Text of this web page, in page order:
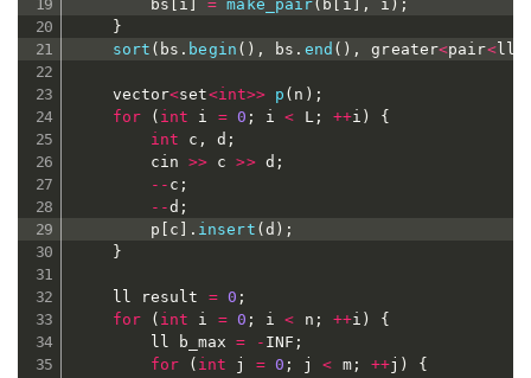
		bs
i = make_pair( b i , i ) ;
}
sort ( bs . begin ( ) , bs . end ( ) , greater<pair<ll
	vector
<set<int>> p ( n ) ;
for
( int i = 0 ; i < L; ++i )
{
int c , d ;
		cin
>> c >> d ;
-- c ;
--d ;
		p
c . insert ( d ) ;
}
	ll result
= 0 ;
for
( int i = 0 ; i < n ; ++i )
{
		ll b_max
= - INF ;
for
( int j = 0 ; j < m; ++j ) {